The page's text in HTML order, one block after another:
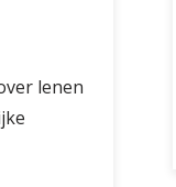
lenen